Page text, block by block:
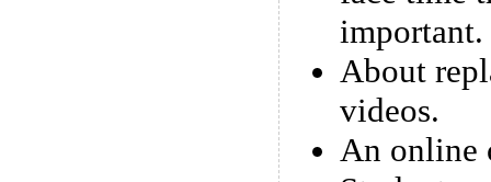
important.
About
videos.
An online